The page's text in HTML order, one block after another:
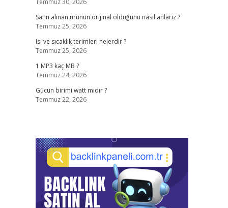
Temmuz 30, 2026
Satın alınan ürünün orijinal olduğunu nasıl anlarız ?
Temmuz 25, 2026
Isı ve sıcaklık terimleri nelerdir ?
Temmuz 25, 2026
1 MP3 kaç MB ?
Temmuz 24, 2026
Gücün birimi watt mıdır ?
Temmuz 22, 2026